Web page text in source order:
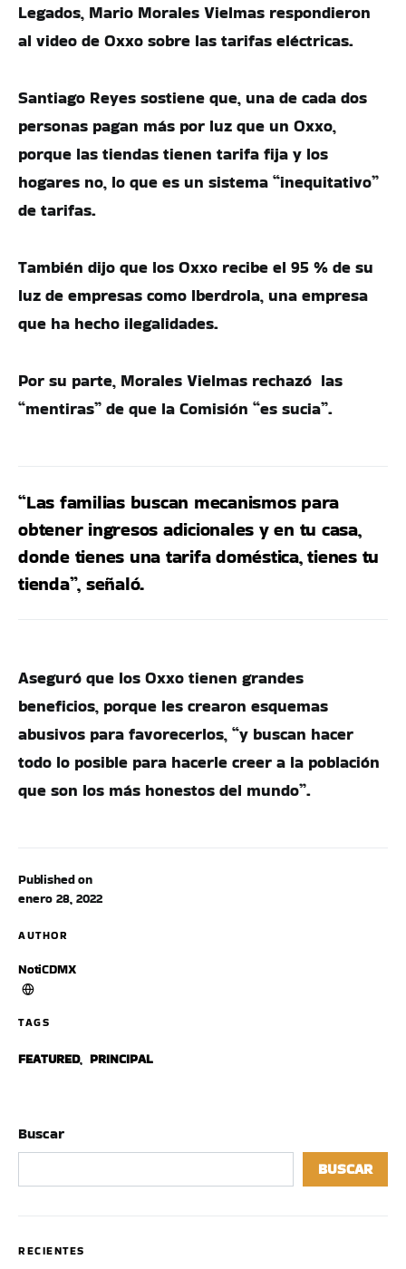
Published on
enero 28, 2022
AUTHOR
NotiCDMX
TAGS
FEATURED, PRINCIPAL
Legados, Mario Morales Vielmas respondieron
al video de Oxxo sobre las tarifas eléctricas.
Santiago Reyes sostiene que, una de cada dos
personas pagan más por luz que un Oxxo,
porque las tiendas tienen tarifa fija y los
hogares no, lo que es un sistema “inequitativo”
de tarifas.
También dijo que los Oxxo recibe el 95 % de su
luz de empresas como Iberdrola, una empresa
que ha hecho ilegalidades.
Por su parte, Morales Vielmas rechazó las
“mentiras” de que la Comisión “es sucia”.
“Las familias buscan mecanismos para
obtener ingresos adicionales y en tu casa,
donde tienes una tarifa doméstica, tienes tu
tienda”, señaló.
Aseguró que los Oxxo tienen grandes
beneficios, porque les crearon esquemas
abusivos para favorecerlos, “y buscan hacer
todo lo posible para hacerle creer a la población
que son los más honestos del mundo”.
Buscar
BUSCAR
RECIENTES